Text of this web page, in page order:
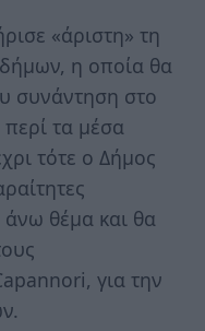
«άριστη» τη
η οποία θα
συνάντηση στο
τα μέσα
τότε ο Δήμος
άνω θέμα και θα
για την